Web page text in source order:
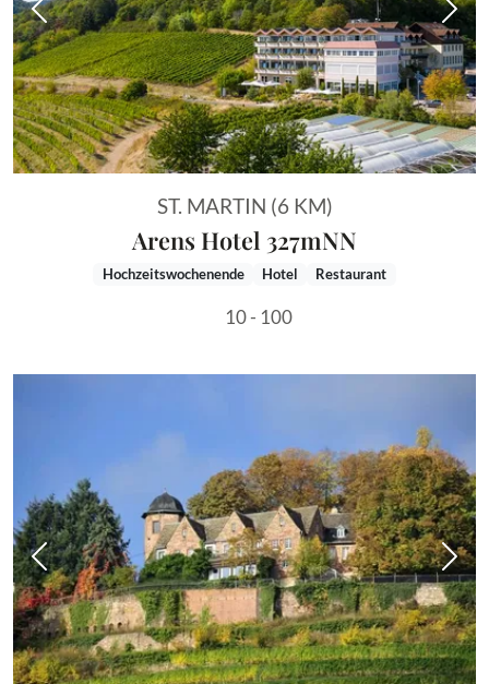
Vorheriges Bild
ST. MARTIN (6 KM)
Arens Hotel 327mNN
Hochzeitswochenende Hotel Restaurant
10 - 100
Vorheriges Bild